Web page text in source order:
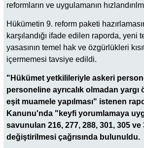
reformların ve uygulamanın
Hükümetin 9. reform paketi
karşılandığı ifade edilen raporda, yeni
yasasının temel hak ve özgürlükleri
içermemesi tavsiye edildi.
"Hükümet yetkilileriyle askeri
personeline ayrıcalık olmadan
eşit muamele yapılması" istenen
Kanunu'nda "keyfi yorumlamaya
savunulan 216, 277, 288, 301, 305
değiştirilmesi çağrısında bulunuldu.